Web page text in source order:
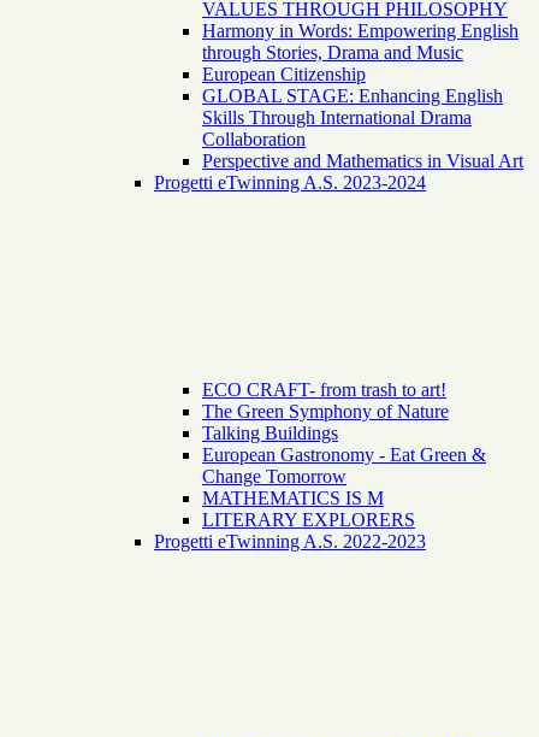
VALUES THROUGH PHILOSOPHY
Harmony in Words: Empowering English
through Stories, Drama and Music
European Citizenship
GLOBAL STAGE: Enhancing English
Skills Through International Drama
Collaboration
Perspective and Mathematics in Visual Art
Progetti eTwinning A.S. 2023-2024
ECO CRAFT- from trash to art!
The Green Symphony of Nature
Talking Buildings
European Gastronomy - Eat Green &
Change Tomorrow
MATHEMATICS IS M
LITERARY EXPLORERS
Progetti eTwinning A.S. 2022-2023